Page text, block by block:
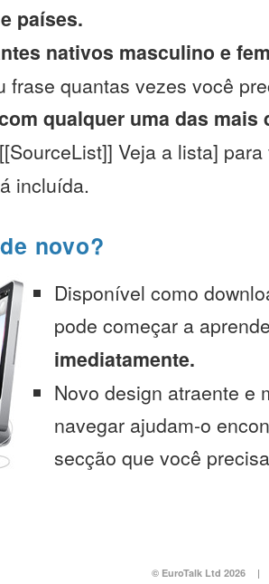
países.
nativos masculino e
frase quantas vezes você
qualquer uma das mais
Veja a lista]
incluída.
novo?
Disponível como
pode começar a
imediatamente.
Novo design atraente e
navegar ajudam-o
secção que você
© EuroTalk Ltd 2026 |